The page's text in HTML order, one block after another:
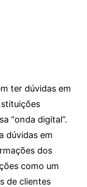
ter dúvidas em
“onda digital”.
dúvidas em
dos
como um
de clientes